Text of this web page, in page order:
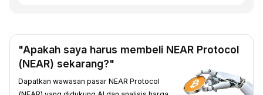
"Apakah saya harus membeli NEAR Protocol
(NEAR) sekarang?"
Dapatkan wawasan pasar NEAR Protocol